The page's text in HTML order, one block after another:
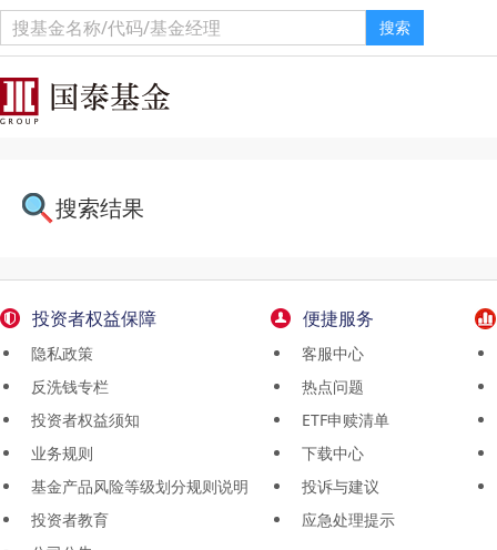
搜索
搜索结果
投资者权益保障
隐私政策
反洗钱专栏
投资者权益须知
业务规则
基金产品风险等级划分规则说明
投资者教育
便捷服务
客服中心
热点问题
ETF申赎清单
下载中心
投诉与建议
应急处理提示